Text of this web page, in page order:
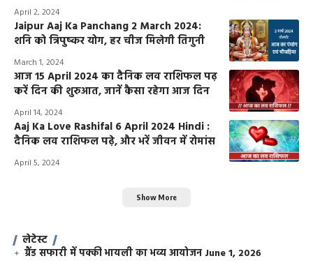
April 2, 2024
Jaipur Aaj Ka Panchang 2 March 2024:
शनि को त्रिपुष्कर योग, हर चीज मिलेगी तिगुनी
March 1, 2024
आज 15 April 2024 का दैनिक लव राशिफल पढ़
करें दिन की शुरुआत, जानें कैसा रहेगा आज दिन
April 14, 2024
Aaj Ka Love Rashifal 6 April 2024 Hindi :
दैनिक लव राशिफल पढ़े, और भरें जीवन में रोमांस
April 5, 2024
Show More
लेटेस्ट
ग्रैंड सफारी में पक्की भायली का भव्य आयोजन June 1, 2026